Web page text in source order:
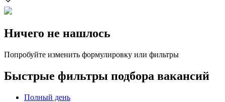
Ничего не нашлось
Попробуйте изменить формулировку или фильтры
Быстрые фильтры подбора вакансий
Полный день